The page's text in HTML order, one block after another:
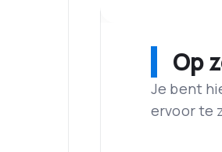
Op
Je bent
ervoor te